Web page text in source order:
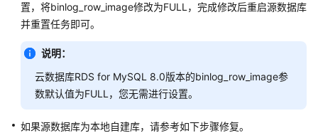
快
速
入
门
用
指
置，将binlog_row_image修改为FULL，完成修改后重启源数据库
并重置任务即可。
说明：
云数据库RDS for MySQL 8.0版本的binlog_row_image参
数默认值为FULL，您无需进行设置。
如果源数据库为本地自建库，请参考如下步骤修复。